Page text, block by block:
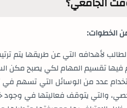
الخطوات:
لأهدافه التي عن طريقها يتم
تقسيم المهام لكي يصبح مكن
عدد من الوسائل التي تسهم في
والتي يتوقف فعاليتها في